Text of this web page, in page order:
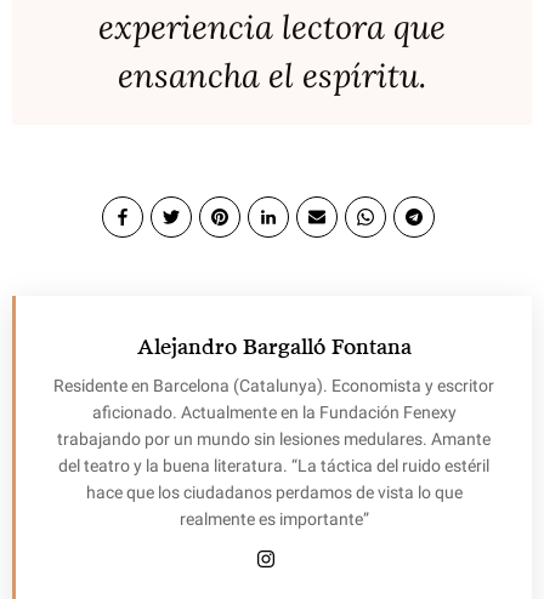
experiencia lectora que
ensancha el espíritu.
Alejandro Bargalló Fontana
Residente en Barcelona (Catalunya). Economista y escritor
aficionado. Actualmente en la Fundación Fenexy
trabajando por un mundo sin lesiones medulares. Amante
del teatro y la buena literatura. “La táctica del ruido estéril
hace que los ciudadanos perdamos de vista lo que
realmente es importante”